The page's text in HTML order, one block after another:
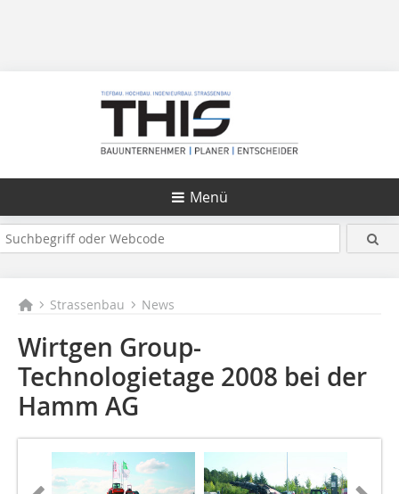
Menü
Strassenbau News
Wirtgen Group-
Technologietage 2008 bei der
Hamm AG